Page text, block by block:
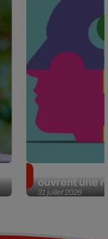
31 juillet 2026
ouvrent une